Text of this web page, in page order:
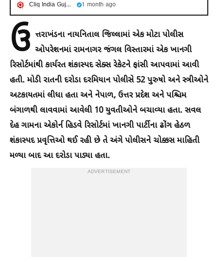
Cliq India Gujarati 1 month ago
ઉ ત્તરાખંડના નાયનિતાલ જિલ્લામાં એક મોટા પોલીસ
ઓપરેશનમાં રામનાગર જંગલ વિસ્તારમાં એક ખાનગી
રિસોર્ટમાંથી કાર્યરત શંકાસ્પદ સેક્સ રેકેટને ફાંસી આપવામાં આવી
હતી. મોડી રાતની દરોડા દરમિયાન પોલીસે 52 પુરુષો અને સ્ત્રીઓને
અટકાયતમાં લીધા હતા અને નેપાળ, ઉત્તર પ્રદેશ અને પશ્ચિમ
બંગાળથી લાવવામાં આવેલી 10 યુવતીઓને બચાવ્યા હતા. સવલ
દેહ ગામના એકોર્ન હિડવે રિસોર્ટમાં ખાનગી પાર્ટીના ઢોંગ હેઠળ
શંકાસ્પદ પ્રવૃત્તિઓ થઈ રહી છે તે અંગે પોલીસને ચોક્કસ માહિતી
મળ્યા બાદ આ દરોડા પાડ્યા હતા.
ADVERTISEMENT